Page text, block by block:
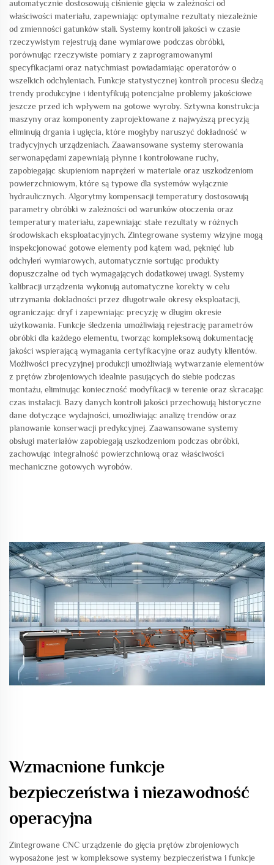
automatycznie dostosowują ciśnienie gięcia w zależności od
właściwości materiału, zapewniając optymalne rezultaty niezależnie
od zmienności gatunków stali. Systemy kontroli jakości w czasie
rzeczywistym rejestrują dane wymiarowe podczas obróbki,
porównując rzeczywiste pomiary z zaprogramowanymi
specyfikacjami oraz natychmiast powiadamiając operatorów o
wszelkich odchyleniach. Funkcje statystycznej kontroli procesu śledzą
trendy produkcyjne i identyfikują potencjalne problemy jakościowe
jeszcze przed ich wpływem na gotowe wyroby. Sztywna konstrukcja
maszyny oraz komponenty zaprojektowane z najwyższą precyzją
eliminują drgania i ugięcia, które mogłyby naruszyć dokładność w
tradycyjnych urządzeniach. Zaawansowane systemy sterowania
serwonapędami zapewniają płynne i kontrolowane ruchy,
zapobiegając skupieniom naprężeń w materiale oraz uszkodzeniom
powierzchniowym, które są typowe dla systemów wyłącznie
hydraulicznych. Algorytmy kompensacji temperatury dostosowują
parametry obróbki w zależności od warunków otoczenia oraz
temperatury materiału, zapewniając stałe rezultaty w różnych
środowiskach eksploatacyjnych. Zintegrowane systemy wizyjne mogą
inspekcjonować gotowe elementy pod kątem wad, pęknięć lub
odchyleń wymiarowych, automatycznie sortując produkty
dopuszczalne od tych wymagających dodatkowej uwagi. Systemy
kalibracji urządzenia wykonują automatyczne korekty w celu
utrzymania dokładności przez długotrwałe okresy eksploatacji,
ograniczając dryf i zapewniając precyzję w długim okresie
użytkowania. Funkcje śledzenia umożliwiają rejestrację parametrów
obróbki dla każdego elementu, tworząc kompleksową dokumentację
jakości wspierającą wymagania certyfikacyjne oraz audyty klientów.
Możliwości precyzyjnej produkcji umożliwiają wytwarzanie elementów
z prętów zbrojeniowych idealnie pasujących do siebie podczas
montażu, eliminując konieczność modyfikacji w terenie oraz skracając
czas instalacji. Bazy danych kontroli jakości przechowują historyczne
dane dotyczące wydajności, umożliwiając analizę trendów oraz
planowanie konserwacji predykcyjnej. Zaawansowane systemy
obsługi materiałów zapobiegają uszkodzeniom podczas obróbki,
zachowując integralność powierzchniową oraz właściwości
mechaniczne gotowych wyrobów.
Wzmacnione funkcje
bezpieczeństwa i niezawodność
operacyjna
Zintegrowane CNC urządzenie do gięcia prętów zbrojeniowych
wyposażone jest w kompleksowe systemy bezpieczeństwa i funkcje